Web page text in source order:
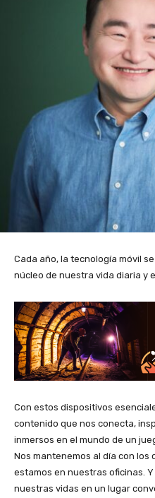
Cada año, la tecnología móvil
núcleo de nuestra vida diaria y
Con estos dispositivos
contenido que nos conecta,
inmersos en el mundo de un
Nos mantenemos al día con los
estamos en nuestras oficinas.
nuestras vidas en un lugar